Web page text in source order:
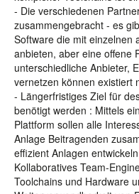
- Die verschiedenen
zusammengebracht - es
Software die mit einzelnen
anbieten, aber eine offene
unterschiedliche Anbieter,
vernetzen können existiert
- Längerfristiges Ziel für
benötigt werden : Mittels
Plattform sollen alle
Anlage Beitragenden
effizient Anlagen
Kollaboratives Team-
Toolchains und Hardware